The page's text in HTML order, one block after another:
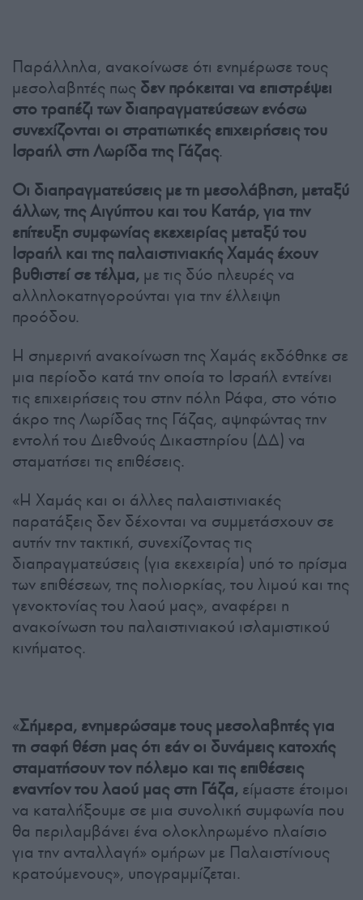
Παράλληλα, ανακοίνωσε ότι ενημέρωσε τους
μεσολαβητές πως δεν πρόκειται να επιστρέψει
στο τραπέζι των διαπραγματεύσεων ενόσω
συνεχίζονται οι στρατιωτικές επιχειρήσεις του
Ισραήλ στη Λωρίδα της Γάζας.
Οι διαπραγματεύσεις με τη μεσολάβηση, μεταξύ
άλλων, της Αιγύπτου και του Κατάρ, για την
επίτευξη συμφωνίας εκεχειρίας μεταξύ του
Ισραήλ και της παλαιστινιακής Χαμάς έχουν
βυθιστεί σε τέλμα, με τις δύο πλευρές να
αλληλοκατηγορούνται για την έλλειψη
προόδου.
Η σημερινή ανακοίνωση της Χαμάς εκδόθηκε σε
μια περίοδο κατά την οποία το Ισραήλ εντείνει
τις επιχειρήσεις του στην πόλη Ράφα, στο νότιο
άκρο της Λωρίδας της Γάζας, αψηφώντας την
εντολή του Διεθνούς Δικαστηρίου (ΔΔ) να
σταματήσει τις επιθέσεις.
«Η Χαμάς και οι άλλες παλαιστινιακές
παρατάξεις δεν δέχονται να συμμετάσχουν σε
αυτήν την τακτική, συνεχίζοντας τις
διαπραγματεύσεις (για εκεχειρία) υπό το πρίσμα
των επιθέσεων, της πολιορκίας, του λιμού και της
γενοκτονίας του λαού μας», αναφέρει η
ανακοίνωση του παλαιστινιακού ισλαμιστικού
κινήματος.
«Σήμερα, ενημερώσαμε τους μεσολαβητές για
τη σαφή θέση μας ότι εάν οι δυνάμεις κατοχής
σταματήσουν τον πόλεμο και τις επιθέσεις
εναντίον του λαού μας στη Γάζα, είμαστε έτοιμοι
να καταλήξουμε σε μια συνολική συμφωνία που
θα περιλαμβάνει ένα ολοκληρωμένο πλαίσιο
για την ανταλλαγή» ομήρων με Παλαιστίνιους
κρατούμενους», υπογραμμίζεται.